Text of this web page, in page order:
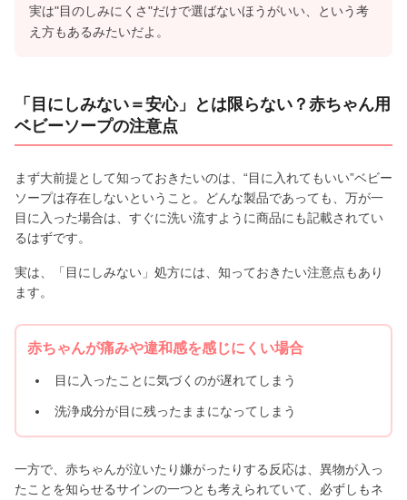
実は"目のしみにくさ"だけで選ばないほうがいい、という考
え方もあるみたいだよ。
「目にしみない＝安心」とは限らない？赤ちゃん用
ベビーソープの注意点
まず大前提として知っておきたいのは、“目に入れてもいい”ベビー
ソープは存在しないということ。どんな製品であっても、万が一
目に入った場合は、すぐに洗い流すように商品にも記載されてい
るはずです。
実は、「目にしみない」処方には、知っておきたい注意点もあり
ます。
赤ちゃんが痛みや違和感を感じにくい場合
目に入ったことに気づくのが遅れてしまう
洗浄成分が目に残ったままになってしまう
一方で、赤ちゃんが泣いたり嫌がったりする反応は、異物が入っ
たことを知らせるサインの一つとも考えられていて、必ずしもネ